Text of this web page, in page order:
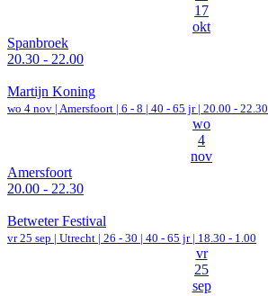
17
okt
Spanbroek
20.30 - 22.00
Martijn Koning
wo 4 nov | Amersfoort | 6 - 8 | 40 - 65 jr | 20.00 - 22.30
wo
4
nov
Amersfoort
20.00 - 22.30
Betweter Festival
vr 25 sep | Utrecht | 26 - 30 | 40 - 65 jr | 18.30 - 1.00
vr
25
sep